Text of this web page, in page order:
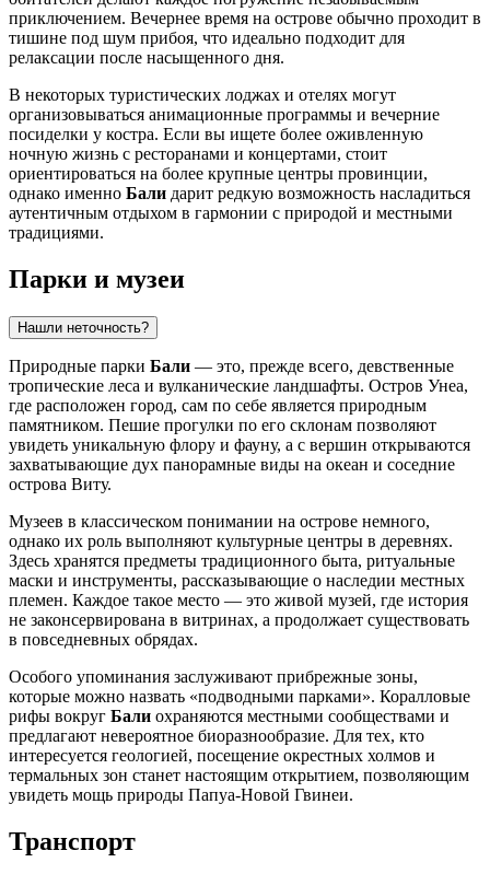
приключением. Вечернее время на острове обычно проходит в
тишине под шум прибоя, что идеально подходит для
релаксации после насыщенного дня.
В некоторых туристических лоджах и отелях могут
организовываться анимационные программы и вечерние
посиделки у костра. Если вы ищете более оживленную
ночную жизнь с ресторанами и концертами, стоит
ориентироваться на более крупные центры провинции,
однако именно Бали дарит редкую возможность насладиться
аутентичным отдыхом в гармонии с природой и местными
традициями.
Парки и музеи
Нашли неточность?
Природные парки Бали — это, прежде всего, девственные
тропические леса и вулканические ландшафты. Остров Унеа,
где расположен город, сам по себе является природным
памятником. Пешие прогулки по его склонам позволяют
увидеть уникальную флору и фауну, а с вершин открываются
захватывающие дух панорамные виды на океан и соседние
острова Виту.
Музеев в классическом понимании на острове немного,
однако их роль выполняют культурные центры в деревнях.
Здесь хранятся предметы традиционного быта, ритуальные
маски и инструменты, рассказывающие о наследии местных
племен. Каждое такое место — это живой музей, где история
не законсервирована в витринах, а продолжает существовать
в повседневных обрядах.
Особого упоминания заслуживают прибрежные зоны,
которые можно назвать «подводными парками». Коралловые
рифы вокруг Бали охраняются местными сообществами и
предлагают невероятное биоразнообразие. Для тех, кто
интересуется геологией, посещение окрестных холмов и
термальных зон станет настоящим открытием, позволяющим
увидеть мощь природы Папуа-Новой Гвинеи.
Транспорт